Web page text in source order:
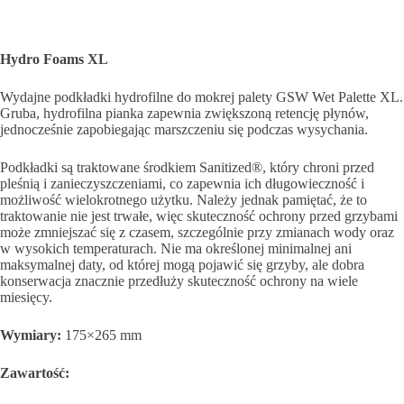
Hydro Foams XL
Wydajne podkładki hydrofilne do mokrej palety GSW Wet Palette XL.
Gruba, hydrofilna pianka zapewnia zwiększoną retencję płynów,
jednocześnie zapobiegając marszczeniu się podczas wysychania.
Podkładki są traktowane środkiem Sanitized®, który chroni przed
pleśnią i zanieczyszczeniami, co zapewnia ich długowieczność i
możliwość wielokrotnego użytku. Należy jednak pamiętać, że to
traktowanie nie jest trwałe, więc skuteczność ochrony przed grzybami
może zmniejszać się z czasem, szczególnie przy zmianach wody oraz
w wysokich temperaturach. Nie ma określonej minimalnej ani
maksymalnej daty, od której mogą pojawić się grzyby, ale dobra
konserwacja znacznie przedłuży skuteczność ochrony na wiele
miesięcy.
Wymiary: 175×265 mm
Zawartość: